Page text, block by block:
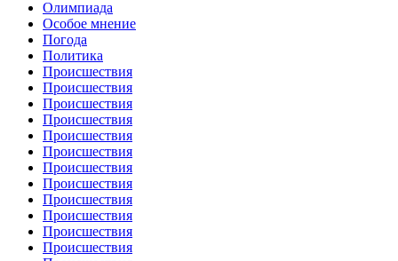
Олимпиада
Особое мнение
Погода
Политика
Происшествия
Происшествия
Происшествия
Происшествия
Происшествия
Происшествия
Происшествия
Происшествия
Происшествия
Происшествия
Происшествия
Происшествия